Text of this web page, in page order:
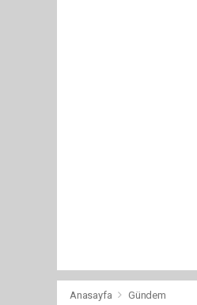
Anasayfa Gündem